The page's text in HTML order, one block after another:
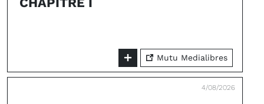
Mutu Medialibres
4/08/2026